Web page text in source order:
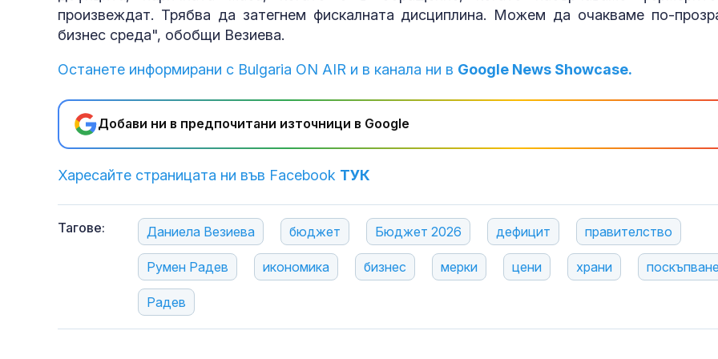
произвеждат. Трябва да затегнем фискалната дисциплина. Можем да очакваме по-
бизнес среда", обобщи Везиева.
Останете информирани с Bulgaria ON AIR и в канала ни в Google News Showcase.
Добави ни в предпочитани източници в Google
Харесайте страницата ни във Facebook ТУК
Тагове: Даниела Везиева бюджет Бюджет 2026 дефицит правителство
Румен Радев икономика бизнес мерки цени храни поскъпване
Радев